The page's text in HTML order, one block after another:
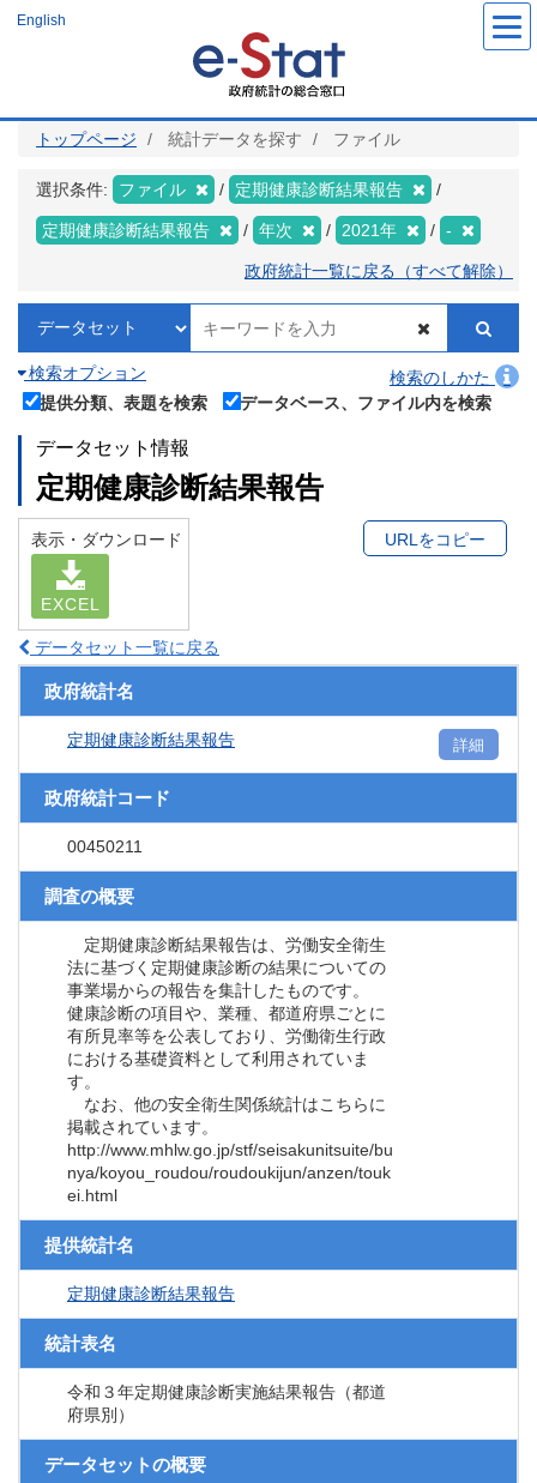
ツ
English
トップページ 統計データを探す ファイル
選択条件: ファイル 定期健康診断結果報告
定期健康診断結果報告 年次 2021年 -
政府統計一覧に戻る（すべて解除）
検索オプション
検索のしかた
提供分類、表題を検索
データベース、ファイル内を検索
データセット情報
定期健康診断結果報告
表示・ダウンロード
EXCEL
URLをコピー
データセット一覧に戻る
政府統計名
定期健康診断結果報告 詳細
政府統計コード
00450211
調査の概要
定期健康診断結果報告は、労働安全衛生
法に基づく定期健康診断の結果についての
事業場からの報告を集計したものです。
健康診断の項目や、業種、都道府県ごとに
有所見率等を公表しており、労働衛生行政
における基礎資料として利用されていま
す。
なお、他の安全衛生関係統計はこちらに
掲載されています。
http://www.mhlw.go.jp/stf/seisakunitsuite/bu
nya/koyou_roudou/roudoukijun/anzen/touk
ei.html
提供統計名
定期健康診断結果報告
統計表名
令和３年定期健康診断実施結果報告（都道
府県別）
データセットの概要